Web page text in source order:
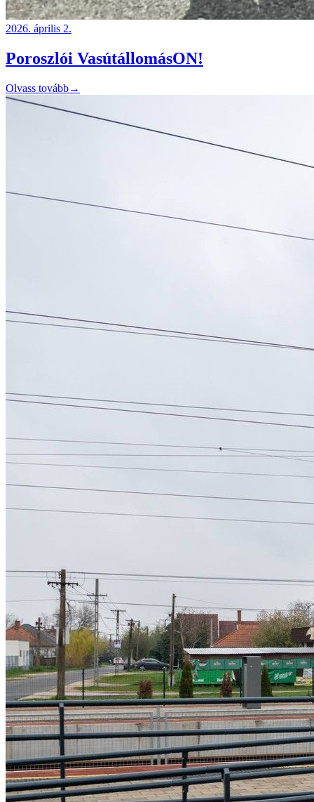
2026. április 2.
Poroszlói VasútállomásON!
Olvass tovább→